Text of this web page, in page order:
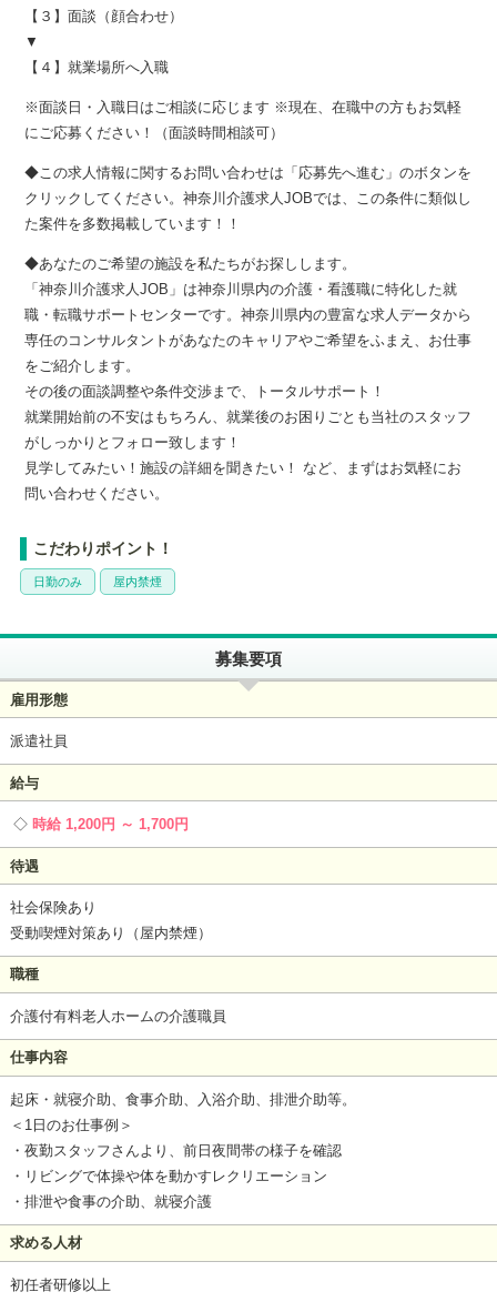
【３】面談（顔合わせ）
▼
【４】就業場所へ入職
※面談日・入職日はご相談に応じます ※現在、在職中の方もお気軽
にご応募ください！（面談時間相談可）
◆この求人情報に関するお問い合わせは「応募先へ進む」のボタンを
クリックしてください。神奈川介護求人JOBでは、この条件に類似し
た案件を多数掲載しています！！
◆あなたのご希望の施設を私たちがお探しします。
「神奈川介護求人JOB」は神奈川県内の介護・看護職に特化した就
職・転職サポートセンターです。神奈川県内の豊富な求人データから
専任のコンサルタントがあなたのキャリアやご希望をふまえ、お仕事
をご紹介します。
その後の面談調整や条件交渉まで、トータルサポート！
就業開始前の不安はもちろん、就業後のお困りごとも当社のスタッフ
がしっかりとフォロー致します！
見学してみたい！施設の詳細を聞きたい！ など、まずはお気軽にお
問い合わせください。
こだわりポイント！
日勤のみ 屋内禁煙
募集要項
雇用形態
派遣社員
給与
時給 1,200円 ～ 1,700円
待遇
社会保険あり
受動喫煙対策あり（屋内禁煙）
職種
介護付有料老人ホームの介護職員
仕事内容
起床・就寝介助、食事介助、入浴介助、排泄介助等。
＜1日のお仕事例＞
・夜勤スタッフさんより、前日夜間帯の様子を確認
・リビングで体操や体を動かすレクリエーション
・排泄や食事の介助、就寝介護
求める人材
初任者研修以上